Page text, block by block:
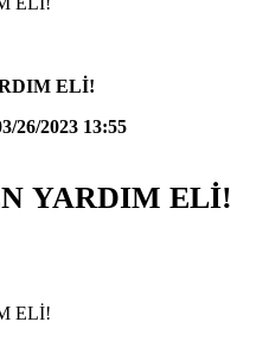
ELİ!
26/2023 13:55
YARDIM ELİ!